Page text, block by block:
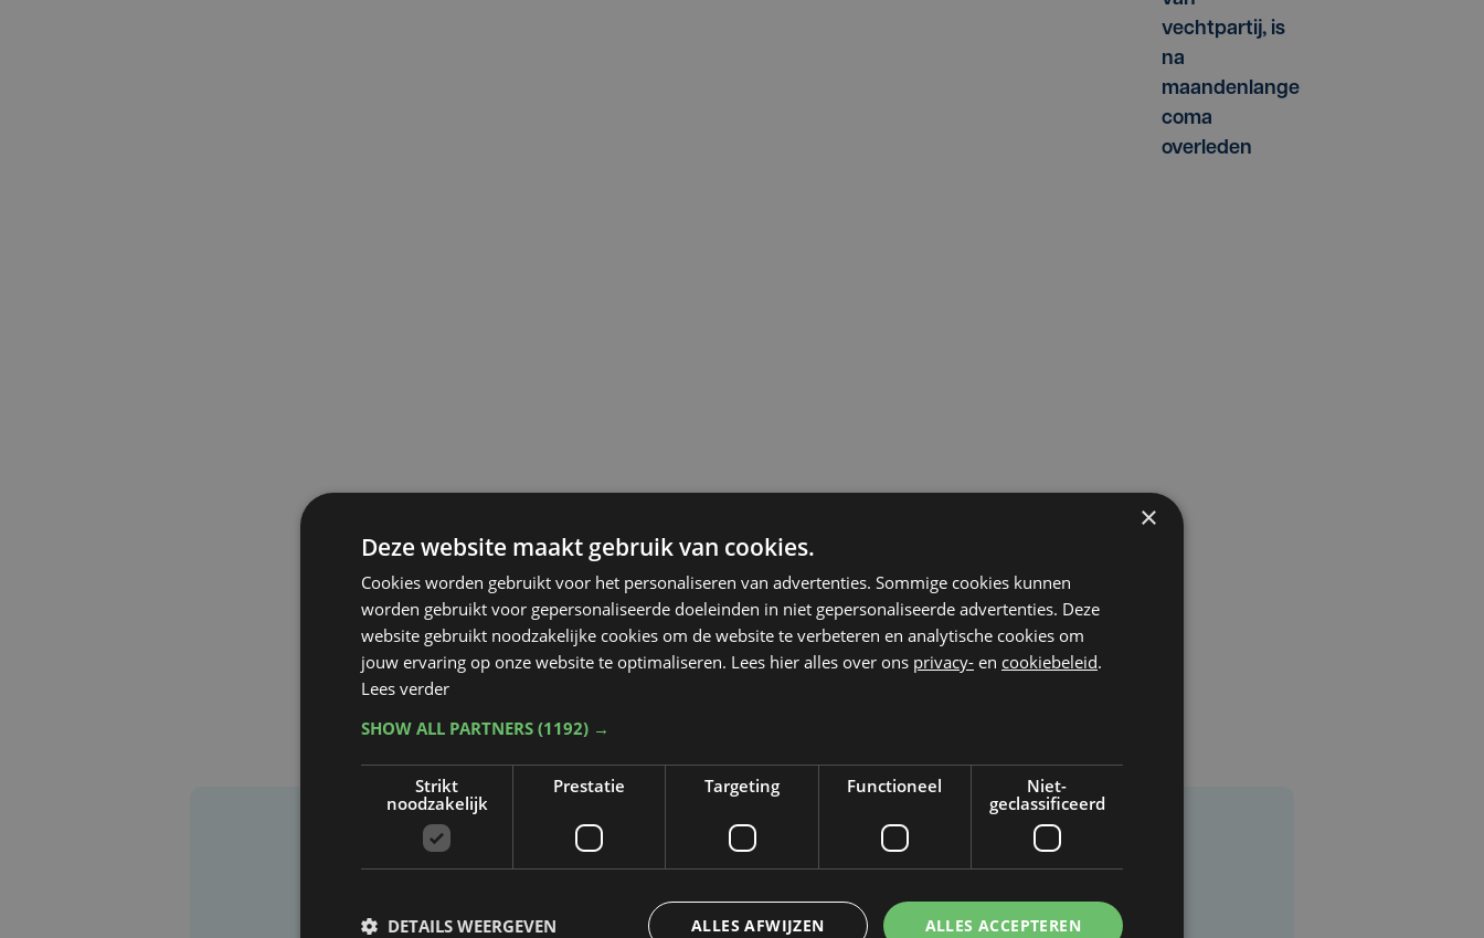
vechtpartij, is
na
maandenlange
coma
overleden
Taalfout opgemerkt?
Heb je een taal- of schrijffout opgemerkt in dit artikel?
×
Deze website maakt gebruik van cookies.
Cookies worden gebruikt voor het personaliseren van advertenties. Sommige cookies kunnen
worden gebruikt voor gepersonaliseerde doeleinden in niet gepersonaliseerde advertenties. Deze
website gebruikt noodzakelijke cookies om de website te verbeteren en analytische cookies om
jouw ervaring op onze website te optimaliseren. Lees hier alles over ons privacy- en cookiebeleid.
Lees verder
SHOW ALL PARTNERS (1192) →
Strikt
noodzakelijk
Prestatie Targeting Functioneel
Niet-
geclassificeerd
ALLES ACCEPTEREN
ALLES AFWIJZEN
DETAILS WEERGEVEN